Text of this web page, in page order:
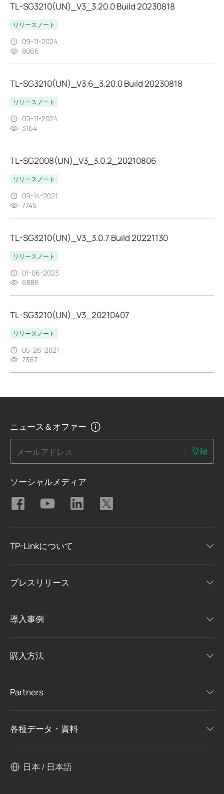
TL-SG3210(UN)_V3_3.20.0 Build 20230818
リリースノート
09-11-2024
8066
TL-SG3210(UN)_V3.6_3.20.0 Build 20230818
リリースノート
09-11-2024
3164
TL-SG2008(UN)_V3_3.0.2_20210806
リリースノート
09-14-2021
7745
TL-SG3210(UN)_V3_3.0.7 Build 20221130
リリースノート
01-06-2023
6886
TL-SG3210(UN)_V3_20210407
リリースノート
05-26-2021
7367
ニュース＆オファー
メールアドレス 登録
ソーシャルメディア
TP-Linkについて
プレスリリース
導入事例
購入方法
Partners
各種データ・資料
日本 / 日本語